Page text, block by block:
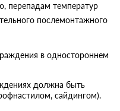
перепадам температур
послемонтажного
в одностороннем
должна быть
сайдингом).